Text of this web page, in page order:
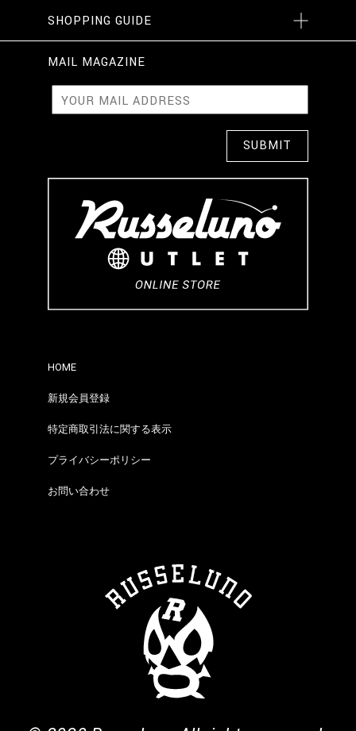
SHOPPING GUIDE
MAIL MAGAZINE
HOME
新規会員登録
特定商取引法に関する表示
プライバシーポリシー
お問い合わせ